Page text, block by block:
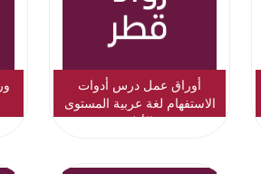
أوراق عمل درس أدوات
الاستفهام لغة عربية المستوى